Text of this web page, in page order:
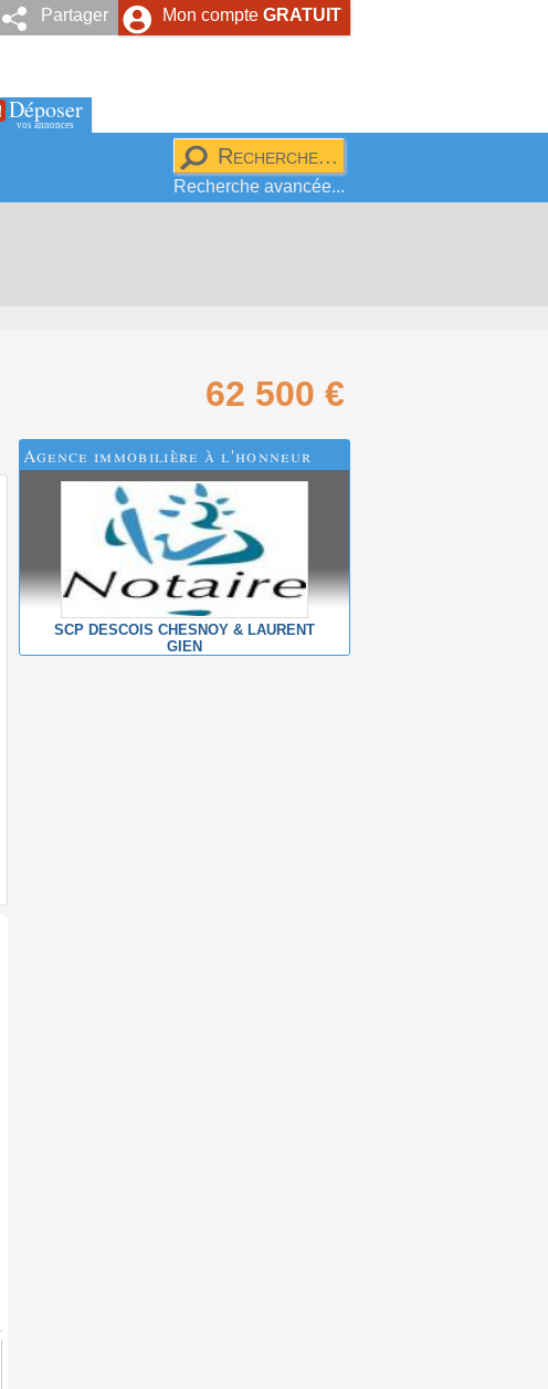
Mon compte GRATUIT
Partager
Déposer
vos annonces
Recherche avancée...
62 500 €
Agence immobilière à l'honneur
SCP DESCOIS CHESNOY & LAURENT
GIEN